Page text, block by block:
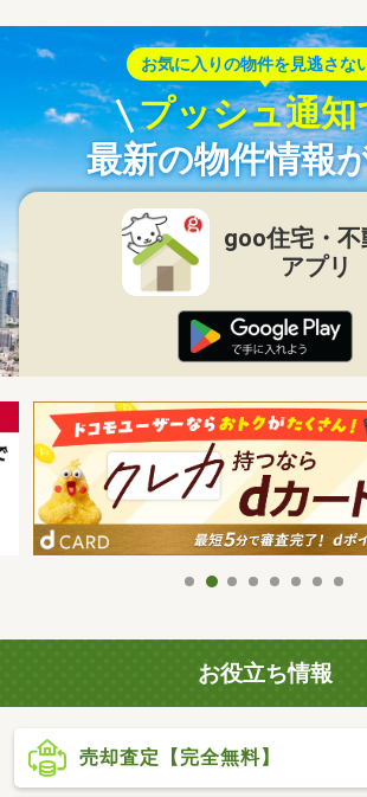
お気に入りの物件を見逃さな
プッシュ通知
最新の物件情報
goo住宅・不
アプリ
お役立ち情報
売却査定【完全無料】